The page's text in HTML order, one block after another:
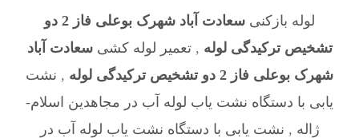
لوله بازکنی
سعادت آباد شهرک بوعلی فاز 2 دو
تشخیص ترکیدگی لوله ,تعمیر لوله کشیسعادت آباد
شهرک بوعلی فاز 2 دو تشخیص ترکیدگی لوله
, نشت
یابی با دستگاه نشت یاب لوله آب در مجاهدین اسلام-
ژاله , نشت یابی با دستگاه نشت یاب لوله آب در